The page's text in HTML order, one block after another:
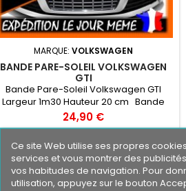
MARQUE:VOLKSWAGEN
BANDE PARE-SOLEIL VOLKSWAGEN
GTI
Bande Pare-Soleil Volkswagen GTI
Largeur 1m30 Hauteur 20 cm Bande
Pare soleil couleur au choix Logo
Volkswagen GTI couleur au choix
Prix
24,90 €
En stock
Ce site Web utilise ses propres
services et vous montrer des
vos habitudes de navigation. Pour
utilisation, appuyez sur le bouton